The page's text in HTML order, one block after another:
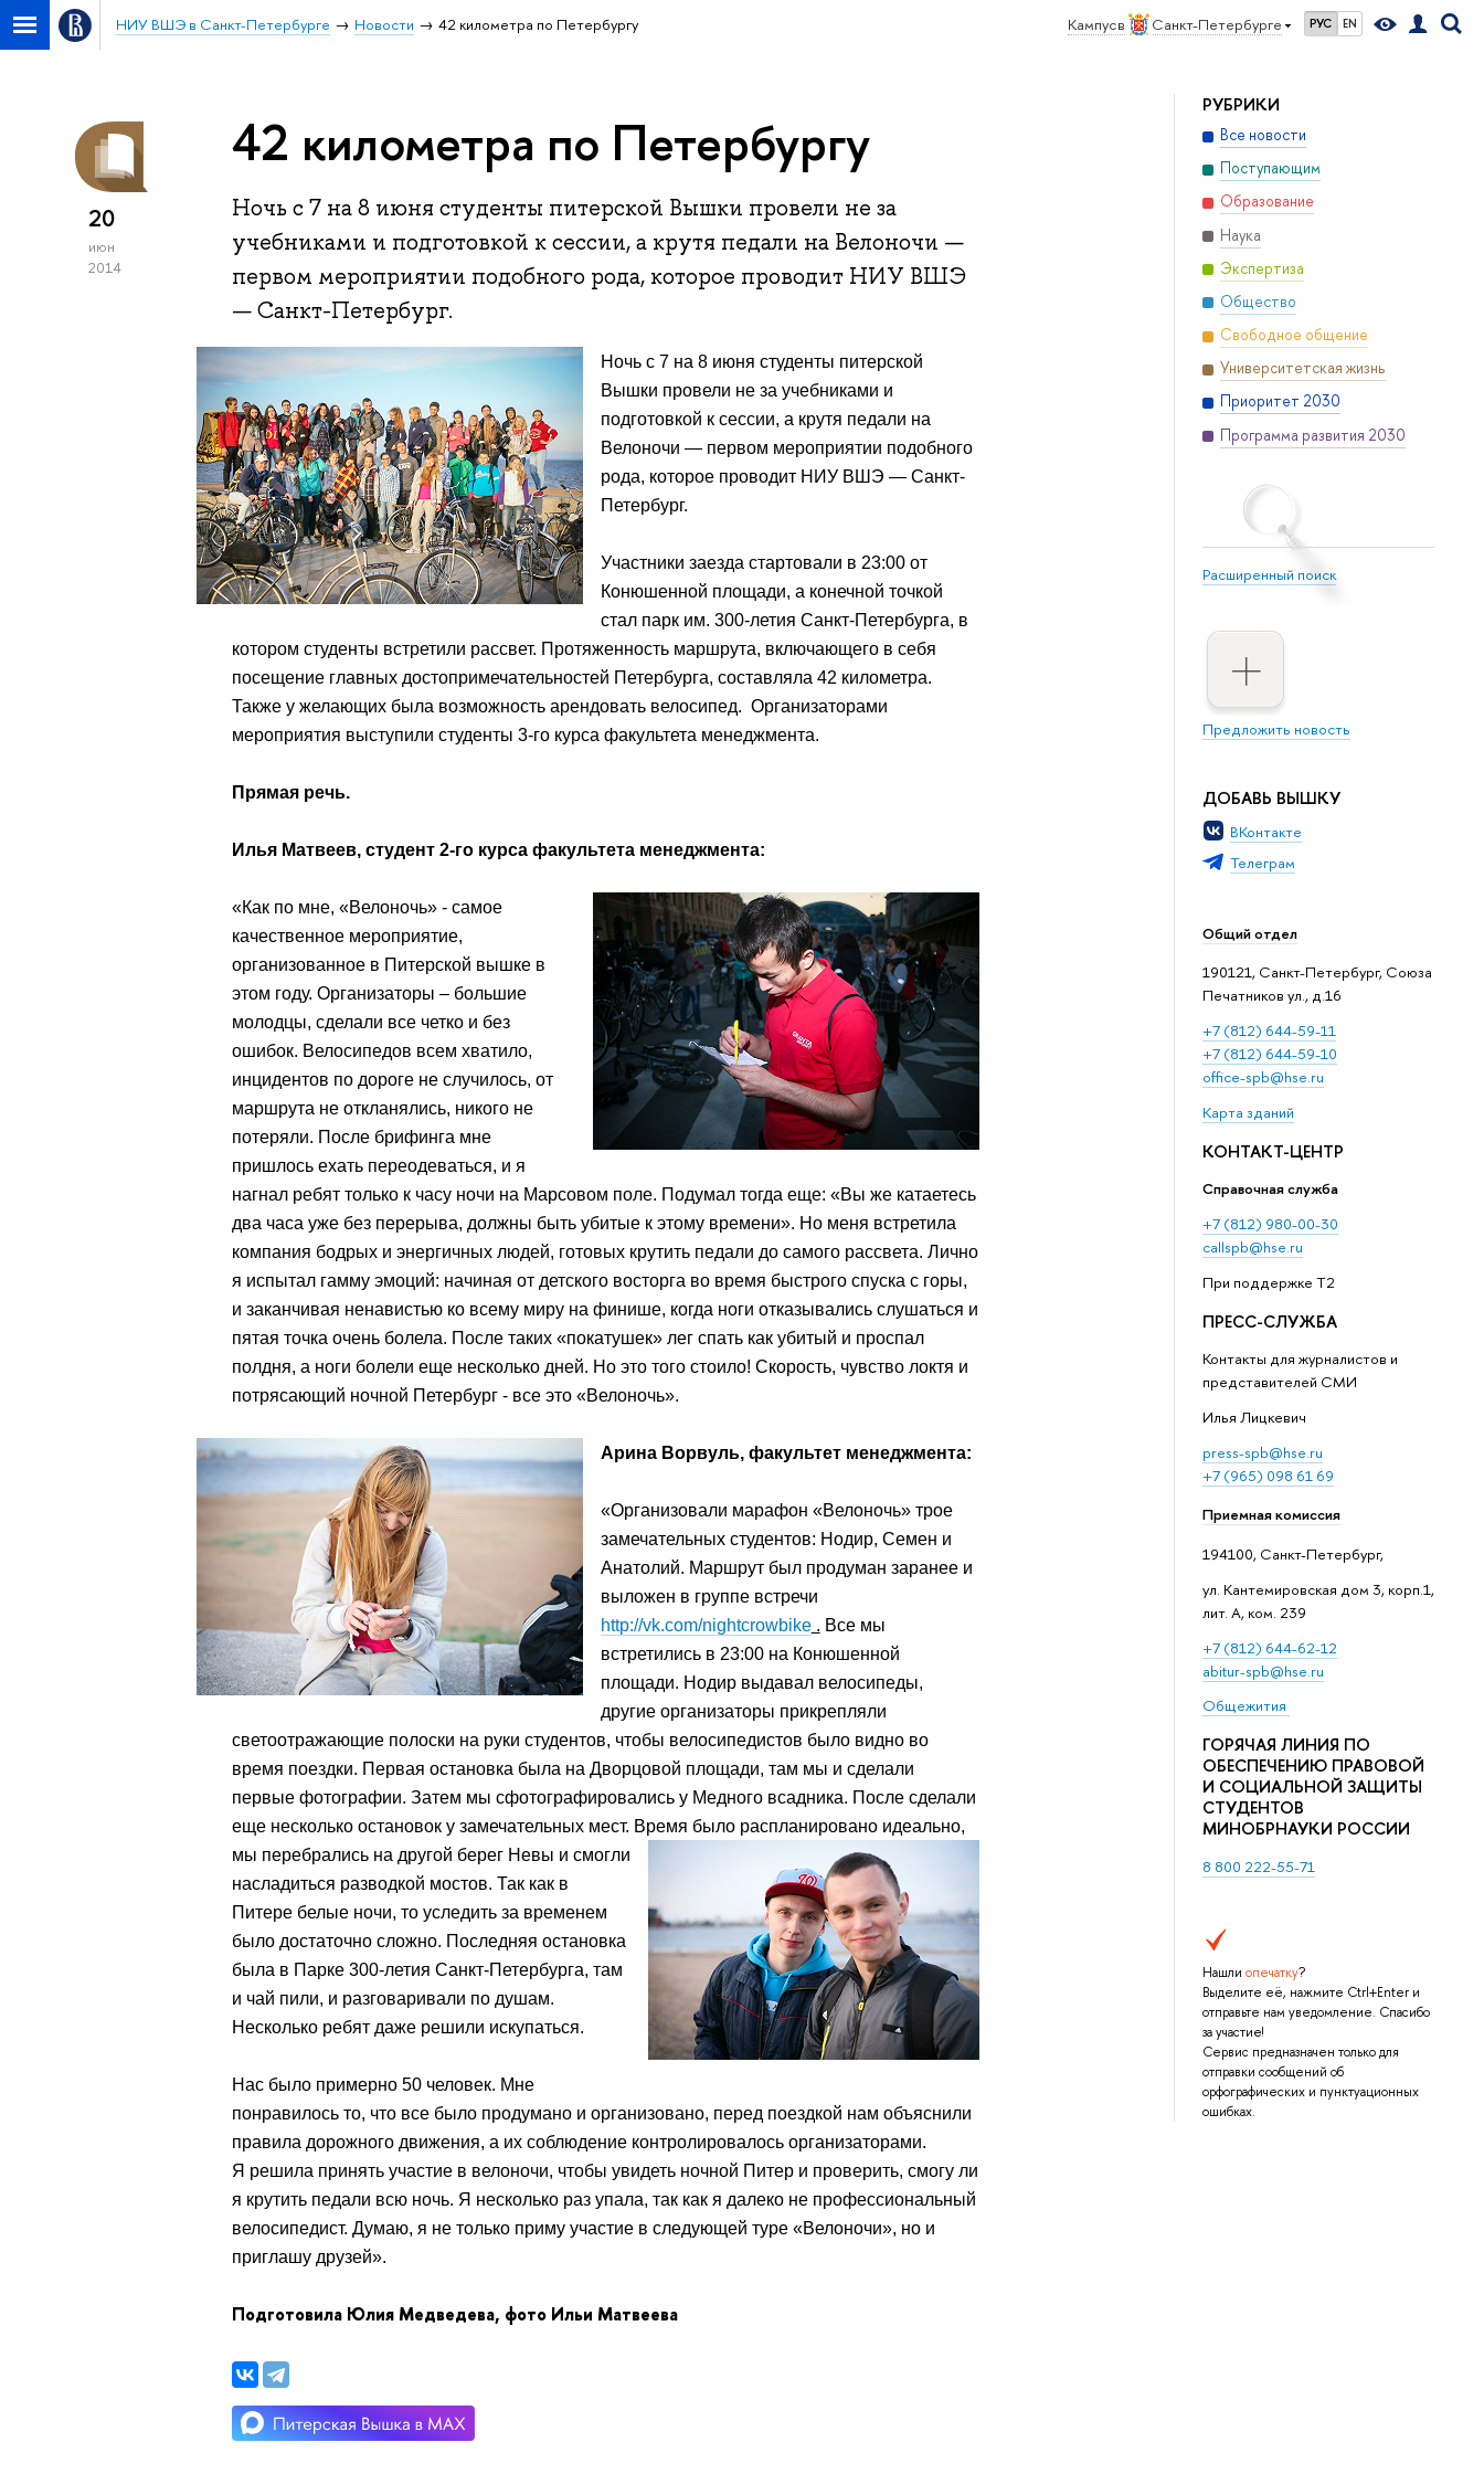
Кампус в Санкт-Петербурге РУС EN
НИУ ВШЭ в Санкт-Петербурге Новости 42 километра по Петербургу
РУБРИКИ
Все новости
Поступающим
Образование
Наука
Экспертиза
Общество
Свободное общение
Университетская жизнь
Приоритет 2030
Программа развития 2030
Расширенный поиск
Предложить новость
ДОБАВЬ ВЫШКУ
ВКонтакте
Телеграм
Общий отдел
190121, Санкт-Петербург, Союза
Печатников ул., д.16
+7 (812) 644-59-11
+7 (812) 644-59-10
office-spb@hse.ru
Карта зданий
КОНТАКТ-ЦЕНТР
Справочная служба
+7 (812) 980-00-30
callspb@hse.ru
При поддержке T2
ПРЕСС-СЛУЖБА
Контакты для журналистов и
представителей СМИ
Илья Лицкевич
press-spb@hse.ru
+7 (965) 098 61 69
Приемная комиссия
194100, Санкт-Петербург,
ул. Кантемировская дом 3, корп.1,
лит. А, ком. 239
+7 (812) 644-62-12
abitur-spb@hse.ru
Общежития
ГОРЯЧАЯ ЛИНИЯ ПО
ОБЕСПЕЧЕНИЮ ПРАВОВОЙ
И СОЦИАЛЬНОЙ ЗАЩИТЫ
СТУДЕНТОВ
МИНОБРНАУКИ РОССИИ
8 800 222-55-71
Нашли опечатку?
Выделите её, нажмите Ctrl+Enter и
отправьте нам уведомление. Спасибо
за участие!
Сервис предназначен только для
отправки сообщений об
орфографических и пунктуационных
ошибках.
20
июн
2014
42 километра по Петербургу
Ночь с 7 на 8 июня студенты питерской Вышки провели не за
учебниками и подготовкой к сессии, а крутя педали на Велоночи —
первом мероприятии подобного рода, которое проводит НИУ ВШЭ
— Санкт-Петербург.
Ночь с 7 на 8 июня студенты питерской
Вышки провели не за учебниками и
подготовкой к сессии, а крутя педали на
Велоночи — первом мероприятии подобного
рода, которое проводит НИУ ВШЭ — Санкт-
Петербург.
Участники заезда стартовали в 23:00 от
Конюшенной площади, а конечной точкой
стал парк им. 300-летия Санкт-Петербурга, в
котором студенты встретили рассвет. Протяженность маршрута, включающего в себя
посещение главных достопримечательностей Петербурга, составляла 42 километра.
Также у желающих была возможность арендовать велосипед. Организаторами
мероприятия выступили студенты 3-го курса факультета менеджмента.
Прямая речь.
Илья Матвеев, студент 2-го курса факультета менеджмента:
«Как по мне, «Велоночь» - самое
качественное мероприятие,
организованное в Питерской вышке в
этом году. Организаторы – большие
молодцы, сделали все четко и без
ошибок. Велосипедов всем хватило,
инцидентов по дороге не случилось, от
маршрута не откланялись, никого не
потеряли. После брифинга мне
пришлось ехать переодеваться, и я
нагнал ребят только к часу ночи на Марсовом поле. Подумал тогда еще: «Вы же катаетесь
два часа уже без перерыва, должны быть убитые к этому времени». Но меня встретила
компания бодрых и энергичных людей, готовых крутить педали до самого рассвета. Лично
я испытал гамму эмоций: начиная от детского восторга во время быстрого спуска с горы,
и заканчивая ненавистью ко всему миру на финише, когда ноги отказывались слушаться и
пятая точка очень болела. После таких «покатушек» лег спать как убитый и проспал
полдня, а ноги болели еще несколько дней. Но это того стоило! Скорость, чувство локтя и
потрясающий ночной Петербург - все это «Велоночь».
Арина Ворвуль, факультет менеджмента:
«Организовали марафон «Велоночь» трое
замечательных студентов: Нодир, Семен и
Анатолий. Маршрут был продуман заранее и
выложен в группе встречи
http://vk.com/nightcrowbike. Все мы
встретились в 23:00 на Конюшенной
площади. Нодир выдавал велосипеды,
другие организаторы прикрепляли
светоотражающие полоски на руки студентов, чтобы велосипедистов было видно во
время поездки. Первая остановка была на Дворцовой площади, там мы и сделали
первые фотографии. Затем мы сфотографировались у Медного всадника. После сделали
еще несколько остановок у замечательных мест. Время было распланировано идеально,
мы перебрались на другой берег Невы и смогли
насладиться разводкой мостов. Так как в
Питере белые ночи, то уследить за временем
было достаточно сложно. Последняя остановка
была в Парке 300-летия Санкт-Петербурга, там
и чай пили, и разговаривали по душам.
Несколько ребят даже решили искупаться.
Нас было примерно 50 человек. Мне
понравилось то, что все было продумано и организовано, перед поездкой нам объяснили
правила дорожного движения, а их соблюдение контролировалось организаторами.
Я решила принять участие в велоночи, чтобы увидеть ночной Питер и проверить, смогу ли
я крутить педали всю ночь. Я несколько раз упала, так как я далеко не профессиональный
велосипедист. Думаю, я не только приму участие в следующей туре «Велоночи», но и
приглашу друзей».
Подготовила Юлия Медведева, фото Ильи Матвеева